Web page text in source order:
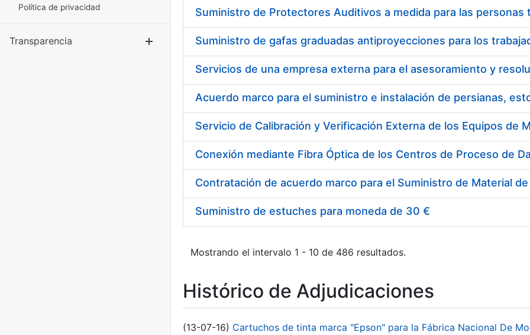
Política de privacidad
Transparencia Mostrar/Ocultar
Acuerdo marco para el suministro e instalación de persianas,
Suministro de estuches para moneda de 30 €
Mostrando el intervalo 1 - 10 de 486 resultados.
Histórico de Adjudicaciones
(13-07-16) Cartuchos de tinta marca "Epson" para la Fábrica Nacional De